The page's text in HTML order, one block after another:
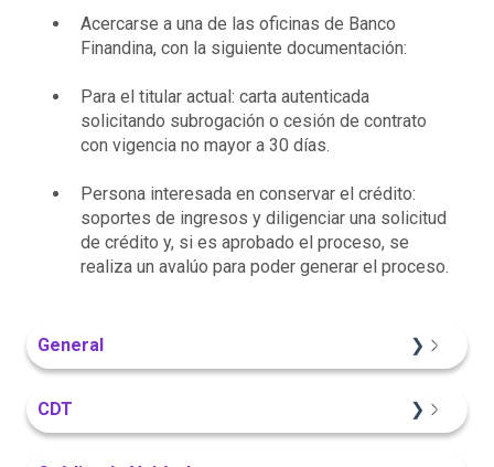
Acercarse a una de las oficinas de Banco
Finandina, con la siguiente documentación:
Para el titular actual: carta autenticada
solicitando subrogación o cesión de contrato
con vigencia no mayor a 30 días.
Persona interesada en conservar el crédito:
soportes de ingresos y diligenciar una solicitud
de crédito y, si es aprobado el proceso, se
realiza un avalúo para poder generar el proceso.
General
CDT